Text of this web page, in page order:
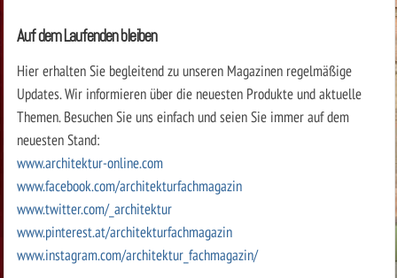
Auf dem Laufenden bleiben
Hier erhalten Sie begleitend zu unseren Magazinen regelmäßige
Updates. Wir informieren über die neuesten Produkte und aktuelle
Themen. Besuchen Sie uns einfach und seien Sie immer auf dem
neuesten Stand:
www.architektur-online.com
www.facebook.com/architekturfachmagazin
www.twitter.com/_architektur
www.pinterest.at/architekturfachmagazin
www.instagram.com/architektur_fachmagazin/